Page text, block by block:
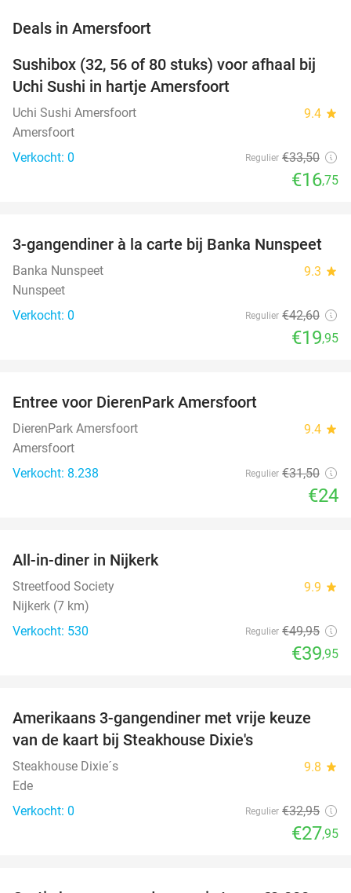
Deals in Amersfoort
50%
TODAY
Sushibox (32, 56 of 80 stuks) voor afhaal bij
Uchi Sushi in hartje Amersfoort
Uchi Sushi Amersfoort 9.4 star
Amersfoort
Verkocht: 0
Regulier €33,50
€16,75
53%
NEW
TODAY
3-gangendiner à la carte bij Banka Nunspeet
Banka Nunspeet 9.3 star
Nunspeet
Verkocht: 0
Regulier €42,60
€19,95
Entree voor DierenPark Amersfoort
DierenPark Amersfoort 9.4 star
Amersfoort
Verkocht: 8.238
Regulier €31,50
€24
All-in-diner in Nijkerk
Streetfood Society 9.9 star
Nijkerk (7 km)
Verkocht: 530
Regulier €49,95
€39,95
15%
TODAY
Amerikaans 3-gangendiner met vrije keuze
van de kaart bij Steakhouse Dixie's
Steakhouse Dixie´s 9.8 star
Ede
Verkocht: 0
Regulier €32,95
€27,95